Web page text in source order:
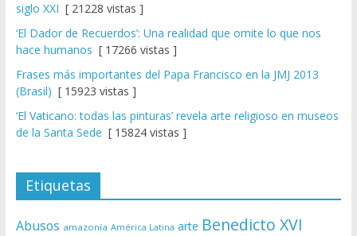
siglo XXI [ 21228 vistas ]
‘El Dador de Recuerdos’: Una realidad que omite lo que nos
hace humanos [ 17266 vistas ]
Frases más importantes del Papa Francisco en la JMJ 2013
(Brasil) [ 15923 vistas ]
‘El Vaticano: todas las pinturas’ revela arte religioso en museos
de la Santa Sede [ 15824 vistas ]
Etiquetas
Abusos amazonía América Latina arte Benedicto XVI